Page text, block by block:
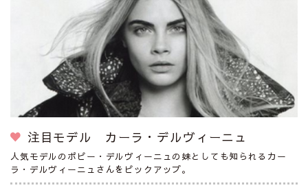
注目モデル カーラ・デルヴィーニュ
人気モデルのポピー・デルヴィーニュの妹としても知られるカー
ラ・デルヴィーニュさんをピックアップ。